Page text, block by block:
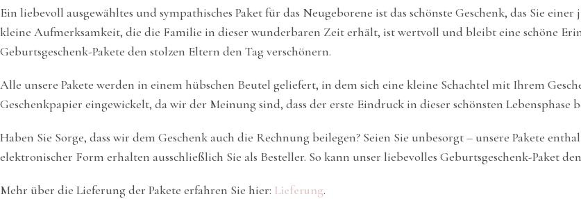
Ein liebevoll ausgewähltes und sympathisches Paket für das Neugeborene ist das schönste Geschenk, das Sie
kleine Aufmerksamkeit, die die Familie in dieser wunderbaren Zeit erhält, ist wertvoll und bleibt eine schöne
Geburtsgeschenk-Pakete den stolzen Eltern den Tag verschönern.
Alle unsere Pakete werden in einem hübschen Beutel geliefert, in dem sich eine kleine Schachtel mit Ihrem
Geschenkpapier eingewickelt, da wir der Meinung sind, dass der erste Eindruck in dieser schönsten Lebensphase
Haben Sie Sorge, dass wir dem Geschenk auch die Rechnung beilegen? Seien Sie unbesorgt – unsere Pakete
elektronischer Form erhalten ausschließlich Sie als Besteller. So kann unser liebevolles Geburtsgeschenk-Paket
Mehr über die Lieferung der Pakete erfahren Sie hier: Lieferung.